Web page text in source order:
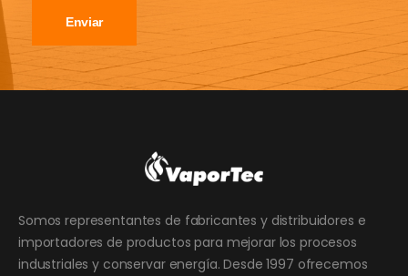
Enviar
Somos representantes de fabricantes y distribuidores e
importadores de productos para mejorar los procesos
industriales y conservar energía. Desde 1997 ofrecemos